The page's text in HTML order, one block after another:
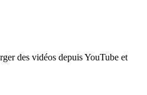
des vidéos depuis YouTube et